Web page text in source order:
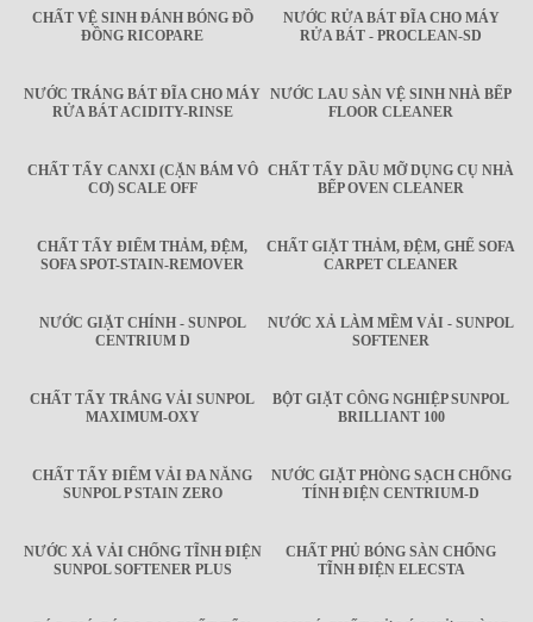
CHẤT VỆ SINH ĐÁNH BÓNG ĐỒ
ĐỒNG RICOPARE
NƯỚC RỬA BÁT ĐĨA CHO MÁY
RỬA BÁT - PROCLEAN-SD
NƯỚC TRÁNG BÁT ĐĨA CHO MÁY
RỬA BÁT ACIDITY-RINSE
NƯỚC LAU SÀN VỆ SINH NHÀ BẾP
FLOOR CLEANER
CHẤT TẨY CANXI (CẶN BÁM VÔ
CƠ) SCALE OFF
CHẤT TẨY DẦU MỠ DỤNG CỤ NHÀ
BẾP OVEN CLEANER
CHẤT TẨY ĐIỂM THẢM, ĐỆM,
SOFA SPOT-STAIN-REMOVER
CHẤT GIẶT THẢM, ĐỆM, GHẾ SOFA
CARPET CLEANER
NƯỚC GIẶT CHÍNH - SUNPOL
CENTRIUM D
NƯỚC XẢ LÀM MỀM VẢI - SUNPOL
SOFTENER
CHẤT TẨY TRẮNG VẢI SUNPOL
MAXIMUM-OXY
BỘT GIẶT CÔNG NGHIỆP SUNPOL
BRILLIANT 100
CHẤT TẨY ĐIỂM VẢI ĐA NĂNG
SUNPOL P STAIN ZERO
NƯỚC GIẶT PHÒNG SẠCH CHỐNG
TÍNH ĐIỆN CENTRIUM-D
NƯỚC XẢ VẢI CHỐNG TĨNH ĐIỆN
SUNPOL SOFTENER PLUS
CHẤT PHỦ BÓNG SÀN CHỐNG
TĨNH ĐIỆN ELECSTA